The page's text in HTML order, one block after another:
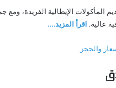
الإيطالية الفريدة، ومع
عالية. اقرأ المزيد….